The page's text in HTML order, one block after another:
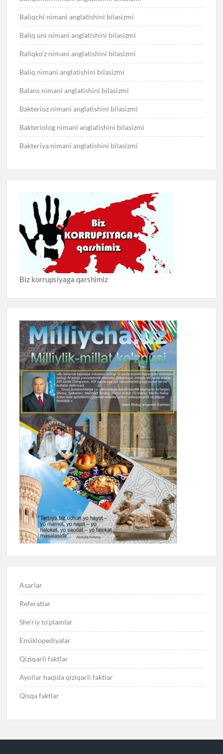
Baliqchi nimani anglatishini bilasizmi
Baliq uni nimani anglatishini bilasizmi
Baliqko’z nimani anglatishini bilasizmi
Baliq nimani anglatishini bilasizmi
Balans nimani anglatishini bilasizmi
Bakterioz nimani anglatishini bilasizmi
Bakteriolog nimani anglatishini bilasizmi
Bakteriya nimani anglatishini bilasizmi
Biz korrupsiyaga qarshimiz
Asarlar
Referatlar
She’riy to’plamlar
Ensiklopediyalar
Qiziqarli faktlar
Ayollar haqida qiziqarli faktlar
Qisqa faktlar